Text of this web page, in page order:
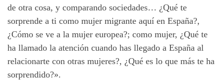
de otra cosa, y comparando sociedades… ¿Qué te
sorprende a ti como mujer migrante aquí en España?,
¿Cómo se ve a la mujer europea?; como mujer, ¿Qué te
ha llamado la atención cuando has llegado a España al
relacionarte con otras mujeres?, ¿Qué es lo que más te ha
sorprendido?».